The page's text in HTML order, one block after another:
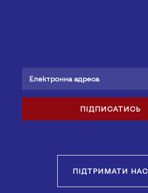
ПІДПИСАТИСЬ
ПІДТРИМАТИ НАС